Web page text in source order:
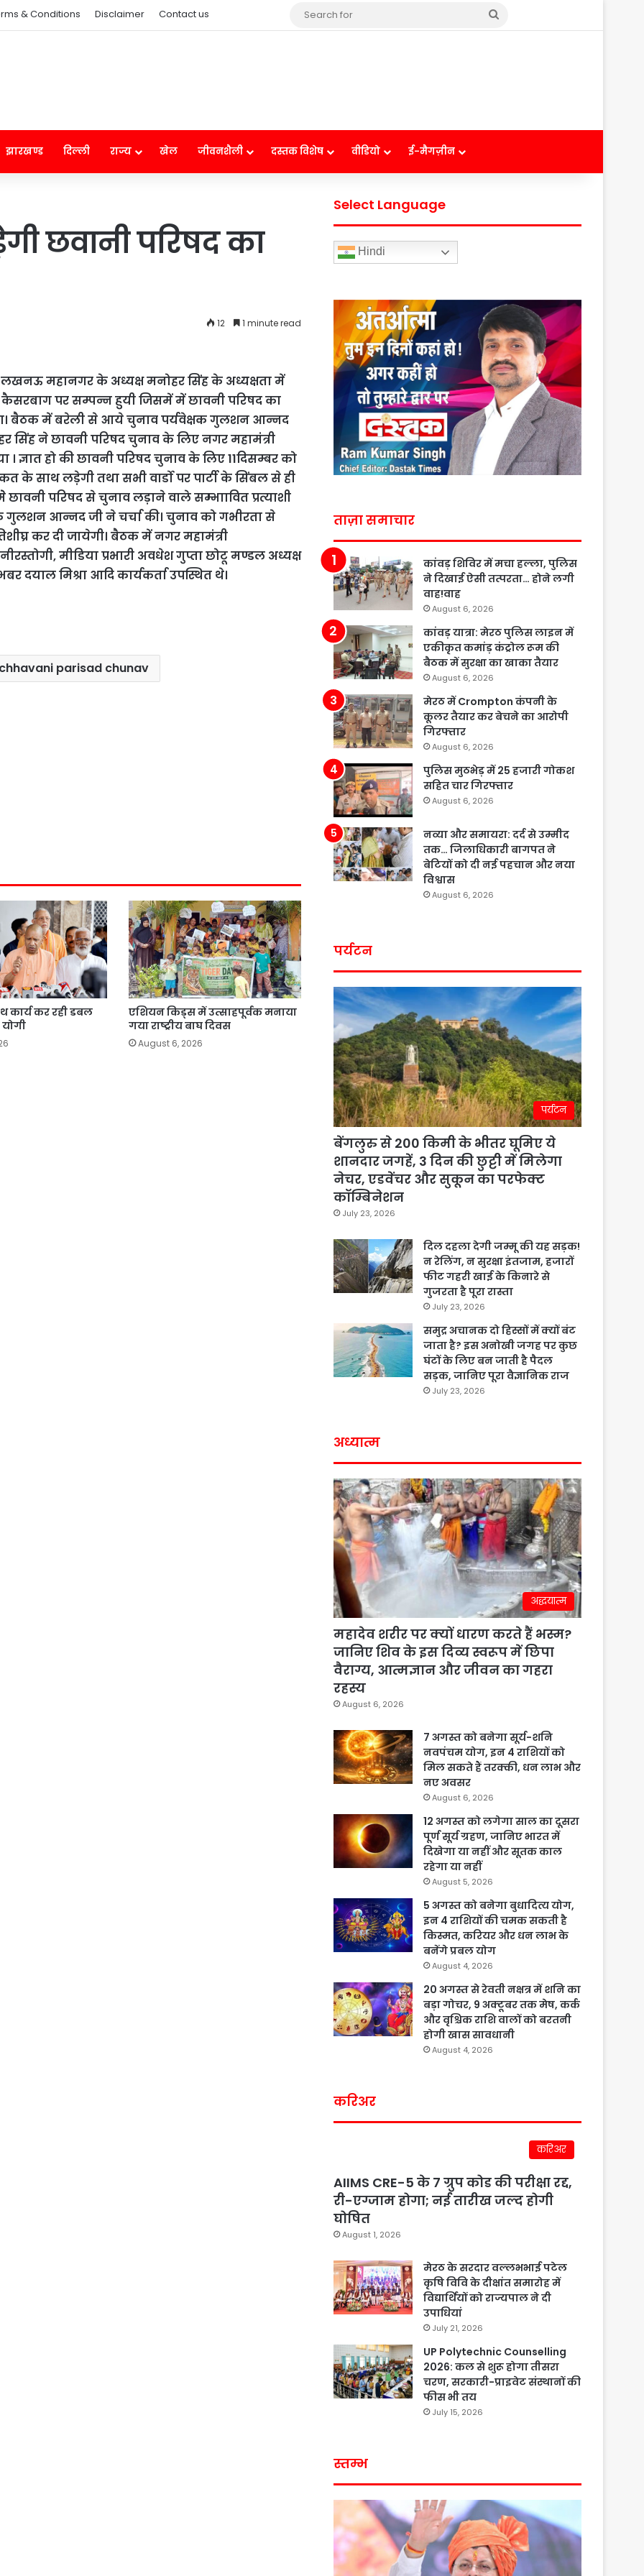
& Conditions Disclaimer Contact us
झारखण्ड दिल्ली राज्य खेल जीवनशैली दस्तक विशेष वीडियो ई-मैगज़ीन
छवानी परिषद का
12 1 minute read
महानगर के अध्यक्ष मनोहर सिंह के अध्यक्षता में
पर सम्पन्न हुयी जिसमें में छावनी परिषद का
बैठक में बरेली से आये चुनाव पर्यवेक्षक गुलशन आन्नद
सिंह ने छावनी परिषद चुनाव के लिए नगर महामंत्री
। ज्ञात हो की छावनी परिषद चुनाव के लिए 11दिसम्बर को
के साथ लड़ेगी तथा सभी वार्डो पर पार्टी के सिंबल से ही
परिषद से चुनाव लड़ाने वाले सम्भाावित प्रत्याशी
गुलशन आन्नद जी ने चर्चा की। चुनाव को गभीरता से
कर दी जायेगी। बैठक में नगर महामंत्री
मीडिया प्रभारी अवधेश गुप्ता छोटू मण्डल अध्यक्ष
दयाल मिश्रा आदि कार्यकर्ता उपस्थित थे।
parisad chunav
कार्य कर रही डबल
एशियन किड्स में उत्साहपूर्वक मनाया
गया राष्ट्रीय बाघ दिवस
August 6, 2026
Select Language
Hindi
ताज़ा समाचार
कांवड़ शिविर में मचा हल्ला, पुलिस
ने दिखाई ऐसी तत्परता… होने लगी
वाह!वाह
August 6, 2026
कांवड़ यात्रा: मेरठ पुलिस लाइन में
एकीकृत कमांड़ कंट्रोल रूम की
बैठक में सुरक्षा का खाका तैयार
August 6, 2026
मेरठ में Crompton कंपनी के
कूलर तैयार कर बेचने का आरोपी
गिरफ्तार
August 6, 2026
पुलिस मुठभेड़ में 25 हजारी गोकश
सहित चार गिरफ्तार
August 6, 2026
नव्या और समायरा: दर्द से उम्मीद
तक… जिलाधिकारी बागपत ने
बेटियों को दी नई पहचान और नया
विश्वास
August 6, 2026
पर्यटन
पर्यटन
बेंगलुरु से 200 किमी के भीतर घूमिए ये
शानदार जगहें, 3 दिन की छुट्टी में मिलेगा
नेचर, एडवेंचर और सुकून का परफेक्ट
कॉम्बिनेशन
July 23, 2026
दिल दहला देगी जम्मू की यह सड़क!
न रेलिंग, न सुरक्षा इंतजाम, हजारों
फीट गहरी खाई के किनारे से
गुजरता है पूरा रास्ता
July 23, 2026
समुद्र अचानक दो हिस्सों में क्यों बंट
जाता है? इस अनोखी जगह पर कुछ
घंटों के लिए बन जाती है पैदल
सड़क, जानिए पूरा वैज्ञानिक राज
July 23, 2026
अध्यात्म
अद्धयात्म
महादेव शरीर पर क्यों धारण करते हैं भस्म?
जानिए शिव के इस दिव्य स्वरूप में छिपा
वैराग्य, आत्मज्ञान और जीवन का गहरा
रहस्य
August 6, 2026
7 अगस्त को बनेगा सूर्य-शनि
नवपंचम योग, इन 4 राशियों को
मिल सकते हैं तरक्की, धन लाभ और
नए अवसर
August 6, 2026
12 अगस्त को लगेगा साल का दूसरा
पूर्ण सूर्य ग्रहण, जानिए भारत में
दिखेगा या नहीं और सूतक काल
रहेगा या नहीं
August 5, 2026
5 अगस्त को बनेगा बुधादित्य योग,
इन 4 राशियों की चमक सकती है
किस्मत, करियर और धन लाभ के
बनेंगे प्रबल योग
August 4, 2026
20 अगस्त से रेवती नक्षत्र में शनि का
बड़ा गोचर, 9 अक्टूबर तक मेष, कर्क
और वृश्चिक राशि वालों को बरतनी
होगी खास सावधानी
August 4, 2026
करिअर
करिअर
AIIMS CRE-5 के 7 ग्रुप कोड की परीक्षा रद्द,
री-एग्जाम होगा; नई तारीख जल्द होगी
घोषित
August 1, 2026
मेरठ के सरदार वल्लभभाई पटेल
कृषि विवि के दीक्षांत समारोह में
विद्यार्थियों को राज्यपाल ने दी
उपाधियां
July 21, 2026
UP Polytechnic Counselling
2026: कल से शुरू होगा तीसरा
चरण, सरकारी-प्राइवेट संस्थानों की
फीस भी तय
July 15, 2026
स्तम्भ